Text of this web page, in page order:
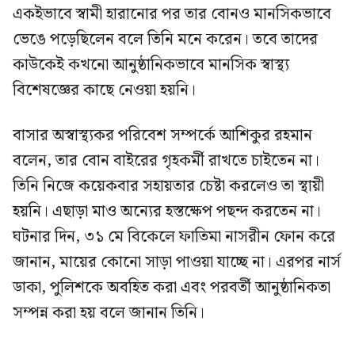
একইভাবে স্বামী হারানোর পর তার বোনও মানসিকভাবে
ভেঙে পড়েছিলেন বলে তিনি মনে করেন। তবে তাদের
কাউকেই কখনো আনুষ্ঠানিকভাবে মানসিক স্বাস্থ্য
বিশেষজ্ঞের কাছে নেওয়া হয়নি।
বাসার অস্বাস্থ্যকর পরিবেশ সম্পর্কে আশিকুর রহমান
বলেন, তার বোন বাইরের গৃহকর্মী রাখতে চাইতেন না।
তিনি নিজে কয়েকবার সহায়তার চেষ্টা করলেও তা স্থায়ী
হয়নি। এছাড়া মাও অন্যের হস্তক্ষেপ পছন্দ করতেন না।
ঘটনার দিন, ৩১ মে বিকেলে ফাতিমা নাসরীন ফোন করে
জানান, মায়ের কোনো সাড়া পাওয়া যাচ্ছে না। এরপর নার্স
ডাকা, পুলিশকে অবহিত করা এবং পরবর্তী আনুষ্ঠানিকতা
সম্পন্ন করা হয় বলে জানান তিনি।